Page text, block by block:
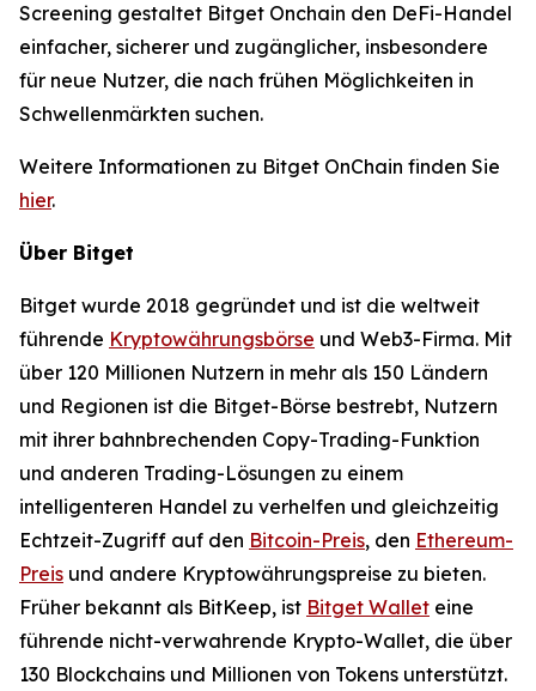
Screening gestaltet Bitget Onchain den DeFi-Handel
einfacher, sicherer und zugänglicher, insbesondere
für neue Nutzer, die nach frühen Möglichkeiten in
Schwellenmärkten suchen.
Weitere Informationen zu Bitget OnChain finden Sie
hier.
Über Bitget
Bitget wurde 2018 gegründet und ist die weltweit
führende Kryptowährungsbörse und Web3-Firma. Mit
über 120 Millionen Nutzern in mehr als 150 Ländern
und Regionen ist die Bitget-Börse bestrebt, Nutzern
mit ihrer bahnbrechenden Copy-Trading-Funktion
und anderen Trading-Lösungen zu einem
intelligenteren Handel zu verhelfen und gleichzeitig
Echtzeit-Zugriff auf den Bitcoin-Preis, den Ethereum-
Preis und andere Kryptowährungspreise zu bieten.
Früher bekannt als BitKeep, ist Bitget Wallet eine
führende nicht-verwahrende Krypto-Wallet, die über
130 Blockchains und Millionen von Tokens unterstützt.